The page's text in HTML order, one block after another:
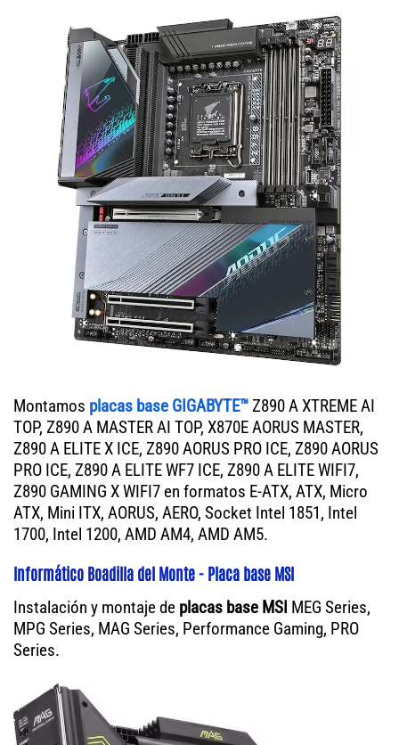
Montamos placas base GIGABYTE™Z890 A XTREME AI
TOP, Z890 A MASTER AI TOP, X870E AORUS MASTER,
Z890 A ELITE X ICE, Z890 AORUS PRO ICE, Z890 AORUS
PRO ICE, Z890 A ELITE WF7 ICE, Z890 A ELITE WIFI7,
Z890 GAMING X WIFI7 en formatos E-ATX, ATX, Micro
ATX, Mini ITX, AORUS, AERO, Socket Intel 1851, Intel
1700, Intel 1200, AMD AM4, AMD AM5.
Informático Boadilla del Monte - Placa base MSI
Instalación y montaje de placas base MSI MEG Series,
MPG Series, MAG Series, Performance Gaming, PRO
Series.